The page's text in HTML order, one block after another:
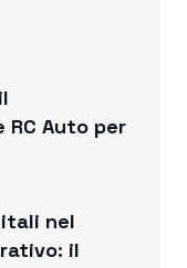
Auto per
nel
il